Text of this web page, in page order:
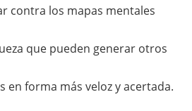
contra los mapas mentales
que pueden generar otros
en forma más veloz y acertada.